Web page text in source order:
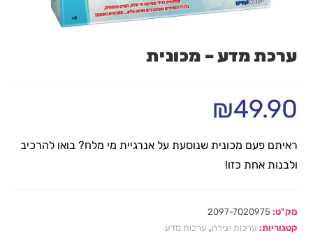
ערכת מדע – מכונית
₪49.90
ראיתם פעם מכונית שנוסעת על אנרגיית מי מלח? בואו להרכיב
ולבנות אחת כזו!
מק"ט: 2097-7020975
קטגוריות: ערכות יצירה, ערכות מדע